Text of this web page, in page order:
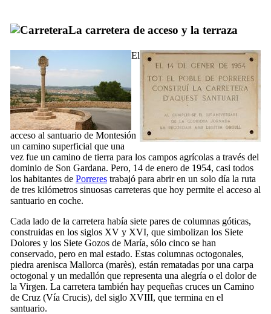
La carretera de acceso y la terraza
El
acceso al santuario de Montesión
un camino superficial que una
vez fue un camino de tierra para los campos agrícolas a través del
dominio de Son Gardana. Pero, 14 de enero de 1954, casi todos
los habitantes de Porreres trabajó para abrir en un solo día la ruta
de tres kilómetros sinuosas carreteras que hoy permite el acceso al
santuario en coche.
Cada lado de la carretera había siete pares de columnas góticas,
construidas en los siglos XV y XVI, que simbolizan los Siete
Dolores y los Siete Gozos de María, sólo cinco se han
conservado, pero en mal estado. Estas columnas octogonales,
piedra arenisca Mallorca (marès), están rematadas por una carpa
octogonal y un medallón que representa una alegría o el dolor de
la Virgen. La carretera también hay pequeñas cruces un Camino
de Cruz (Vía Crucis), del siglo XVIII, que termina en el
santuario.